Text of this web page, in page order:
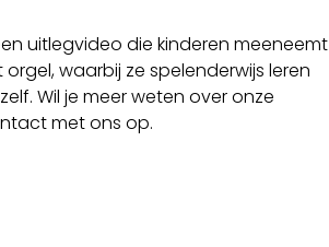
uitlegvideo die kinderen meeneemt
waarbij ze spelenderwijs leren
Wil je meer weten over onze
met ons op.